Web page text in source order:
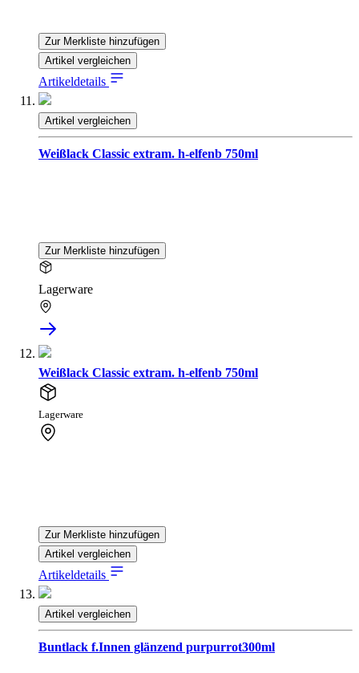
Zur Merkliste hinzufügen
Artikel vergleichen
Artikeldetails
Artikel vergleichen
Weißlack Classic extram. h-elfenb 750ml
Zur Merkliste hinzufügen
Lagerware
Weißlack Classic extram. h-elfenb 750ml
Lagerware
Zur Merkliste hinzufügen
Artikel vergleichen
Artikeldetails
Artikel vergleichen
Buntlack f.Innen glänzend purpurrot300ml